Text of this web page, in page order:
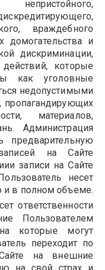
враждебного
домогательства и
дискриминации,
которые
как уголовные
недопустимыми
материалов,
Администрация
предварительную
на Сайте
записи на Сайте
несет
и в полном объеме.
ответственности
Пользователем
которые могут
переходит по
на внешние